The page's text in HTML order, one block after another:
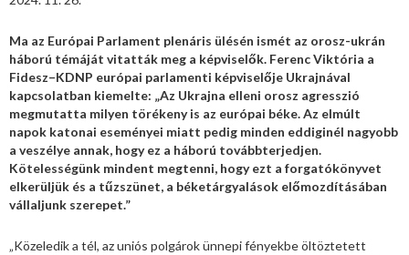
Ma az Európai Parlament plenáris ülésén ismét az orosz-ukrán
háború témáját vitatták meg a képviselők. Ferenc Viktória a
Fidesz–KDNP európai parlamenti képviselője Ukrajnával
kapcsolatban kiemelte: „Az Ukrajna elleni orosz agresszió
megmutatta milyen törékeny is az európai béke. Az elmúlt
napok katonai eseményei miatt pedig minden eddiginél nagyobb
a veszélye annak, hogy ez a háború továbbterjedjen.
Kötelességünk mindent megtenni, hogy ezt a forgatókönyvet
elkerüljük és a tűzszünet, a béketárgyalások előmozdításában
vállaljunk szerepet.”
„Közeledik a tél, az uniós polgárok ünnepi fényekbe öltöztetett